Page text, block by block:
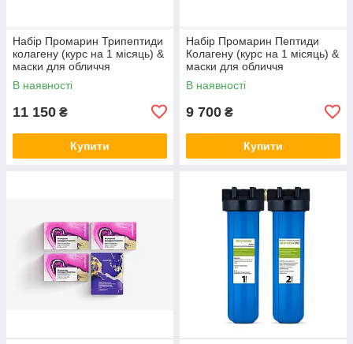
Набір Промарин Трипептиди
колагену (курс на 1 місяць) &
маски для обличчя
біоцелюлозні Skin Harmony
(5 саше)
В наявності
11 150 ₴
Купити
Набір Промарин Пептиди
Колагену (курс на 1 місяць) &
маски для обличчя
біоцелюлозні Hydro Boost (5
саше)
В наявності
9 700 ₴
Купити